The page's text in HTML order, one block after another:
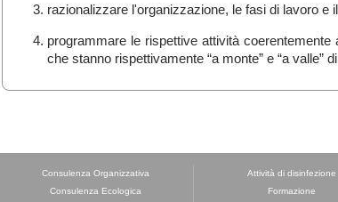
razionalizzare l'organizzazione, le fasi di lavoro e
programmare le rispettive attività
che stanno rispettivamente “a monte” e “a valle”
Consulenza Organizzativa
Consulenza Ecologica
Attività di disinfezione
Formazione